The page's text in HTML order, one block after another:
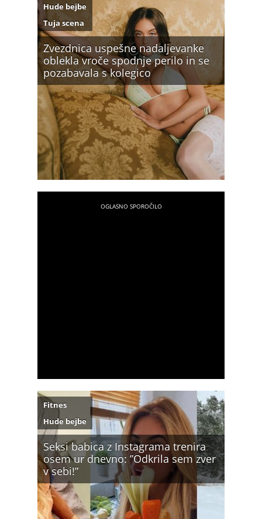
Zvezdnica uspešne nadaljevanke
oblekla vroče spodnje perilo in se
pozabavala s kolegico
Hude bejbe
Tuja scena
Seksi babica z Instagrama trenira
osem ur dnevno: ”Odkrila sem zver
v sebi!”
Fitnes
Hude bejbe